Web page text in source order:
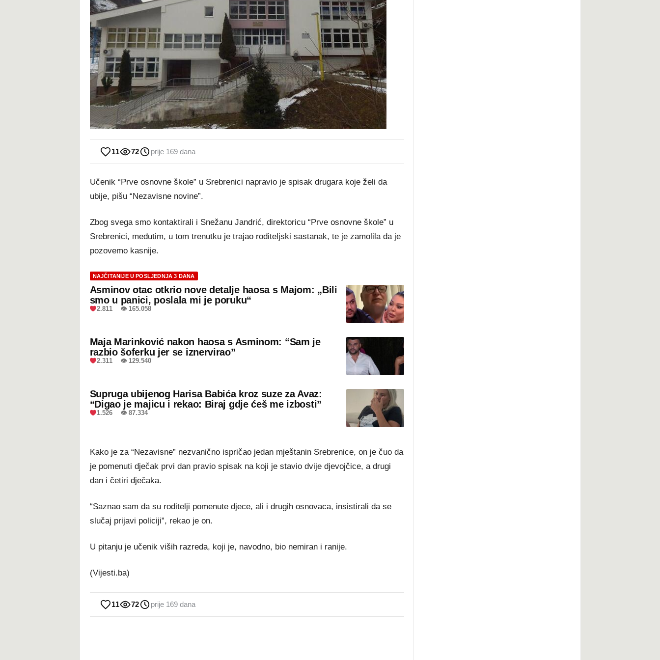
11 72 prije 169 dana
Učenik “Prve osnovne škole” u Srebrenici napravio je spisak drugara koje želi da
ubije, pišu “Nezavisne novine”.
Zbog svega smo kontaktirali i Snežanu Jandrić, direktoricu “Prve osnovne škole” u
Srebrenici, međutim, u tom trenutku je trajao roditeljski sastanak, te je zamolila da je
pozovemo kasnije.
NAJČITANIJE U POSLJEDNJA 3 DANA
Asminov otac otkrio nove detalje haosa s Majom: „Bili
smo u panici, poslala mi je poruku“
2.811 👁 165.058
Maja Marinković nakon haosa s Asminom: “Sam je
razbio šoferku jer se iznervirao”
2.311 👁 129.540
Supruga ubijenog Harisa Babića kroz suze za Avaz:
“Digao je majicu i rekao: Biraj gdje ćeš me izbosti”
1.526 👁 87.334
Kako je za “Nezavisne” nezvanično ispričao jedan mještanin Srebrenice, on je čuo da
je pomenuti dječak prvi dan pravio spisak na koji je stavio dvije djevojčice, a drugi
dan i četiri dječaka.
“Saznao sam da su roditelji pomenute djece, ali i drugih osnovaca, insistirali da se
slučaj prijavi policiji”, rekao je on.
U pitanju je učenik viših razreda, koji je, navodno, bio nemiran i ranije.
(Vijesti.ba)
11 72 prije 169 dana